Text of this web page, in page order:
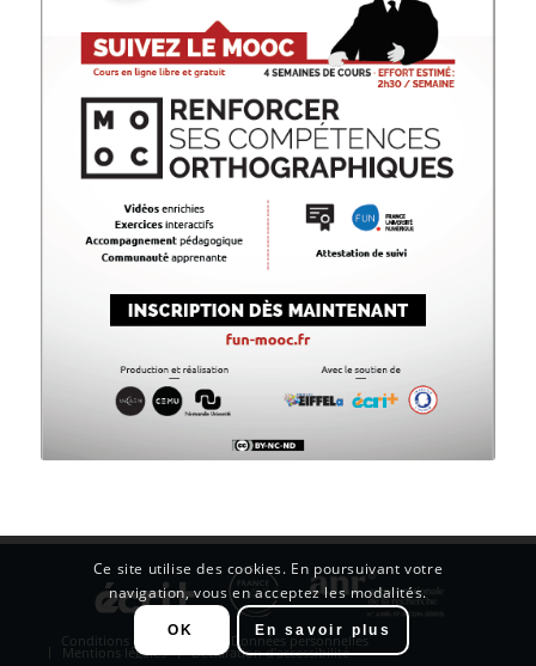
Conditions d’utilisation Données personnelles
Mentions légales Déclaration d’accessibilité
Ce site utilise des cookies. En poursuivant votre
navigation, vous en acceptez les modalités.
OK En savoir plus